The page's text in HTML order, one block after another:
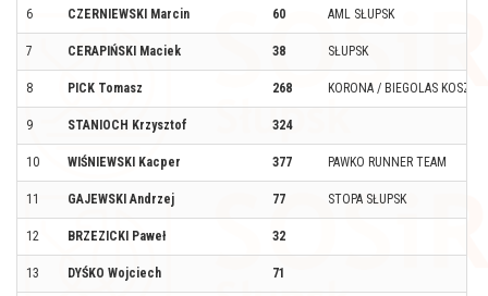
6 CZERNIEWSKI Marcin 60 AML SŁUPSK
7 CERAPIŃSKI Maciek 38 SŁUPSK
8 PICK Tomasz 268 KORONA / BIEGOLAS
9 STANIOCH Krzysztof 324
10 WIŚNIEWSKI Kacper 377 PAWKO RUNNER TEAM
11 GAJEWSKI Andrzej 77 STOPA SŁUPSK
12 BRZEZICKI Paweł 32
13 DYŚKO Wojciech 71